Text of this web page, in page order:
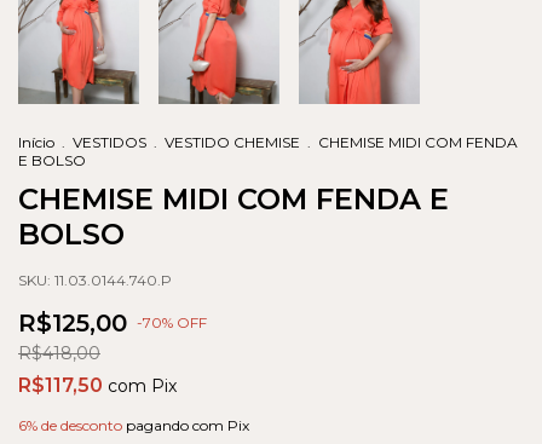
Início . VESTIDOS . VESTIDO CHEMISE . CHEMISE MIDI COM FENDA
E BOLSO
CHEMISE MIDI COM FENDA E
BOLSO
SKU: 11.03.0144.740.P
R$125,00 -70% OFF
R$418,00
R$117,50 com Pix
6% de desconto pagando com Pix